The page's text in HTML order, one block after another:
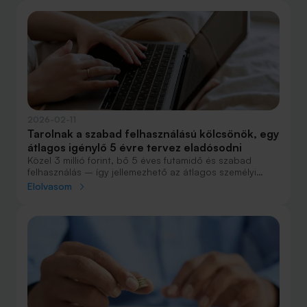
Tarolnak a szabad felhasználású kölcsönök, egy
átlagos igénylő 5 évre tervez eladósodni
Közel 3 millió forint, bő 5 éves futamidő és szabad
felhasználás – így jellemezhető az átlagos személyi
kölcsön a Bank360 oldalán végrehajtott kalkulációk
Elolvasom